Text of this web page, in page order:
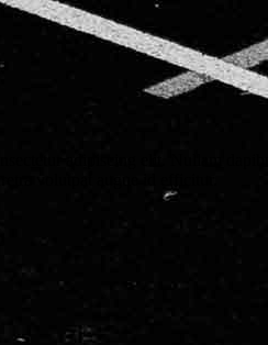
adipiscing elit. Nullam